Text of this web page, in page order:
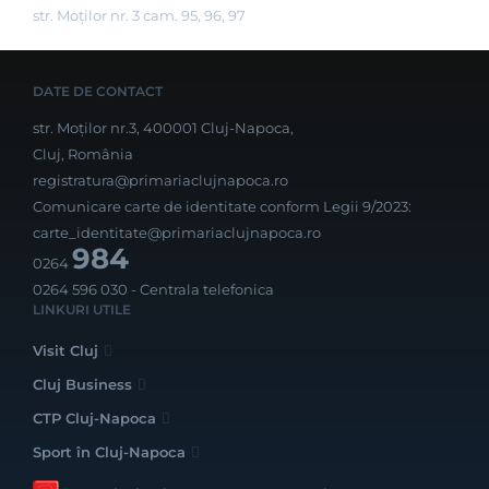
str. Moților nr. 3 cam. 95, 96, 97
DATE DE CONTACT
str. Moților nr.3, 400001 Cluj-Napoca,
Cluj, România
registratura@primariaclujnapoca.ro
Comunicare carte de identitate conform Legii 9/2023:
carte_identitate@primariaclujnapoca.ro
0264984
0264 596 030 - Centrala telefonica
LINKURI UTILE
Visit Cluj
Cluj Business
CTP Cluj-Napoca
Sport în Cluj-Napoca